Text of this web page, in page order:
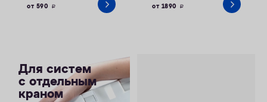
от 590 руб. от 1890 руб.
Для систем
с отдельным
краном